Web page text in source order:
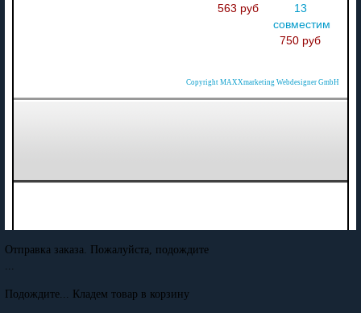
563 руб
13
совместимый
750 руб
Copyright MAXXmarketing Webdesigner GmbH
Отправка заказа. Пожалуйста, подождите
...
Подождите... Кладем товар в корзину